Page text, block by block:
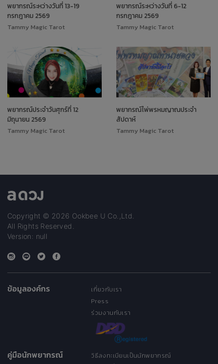
พยากรณ์ระหว่างวันที่ 13-19
กรกฎาคม 2569
Tammy Magic Tarot
พยากรณ์ระหว่างวันที่ 6-12
กรกฎาคม 2569
Tammy Magic Tarot
พยากรณ์ประจำวันศุกร์ที่ 12
มิถุนายน 2569
Tammy Magic Tarot
พยากรณ์ไพ่พรหมญาณประจำ
สัปดาห์
Tammy Magic Tarot
Copyright © 2026 Ookbee U Co.,Ltd.
All Rights Reserved.
Version: null
ข้อมูลองค์กร
เกี่ยวกับเรา
Press
ร่วมงานกับเรา
คู่มือนักพยากรณ์
วิธีลงทะเบียนเป็นนักพยากรณ์